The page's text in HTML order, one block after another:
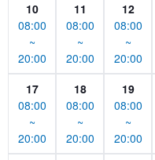
10
08:00
~
20:00
11
08:00
~
20:00
12
08:00
~
20:00
17
08:00
~
20:00
18
08:00
~
20:00
19
08:00
~
20:00